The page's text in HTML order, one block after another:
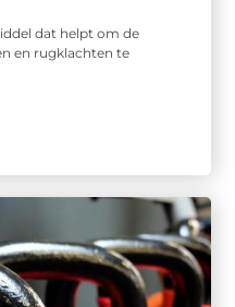
dat helpt om de
en rugklachten te